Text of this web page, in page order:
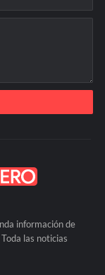
información de
las noticias